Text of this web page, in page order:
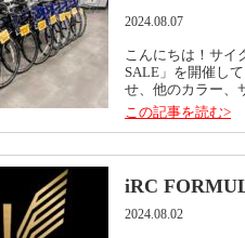
2024.08.07
こんにちは！サイ
SALE」を開催し
せ、他のカラー、
この記事を読む>
iRC
2024.08.02